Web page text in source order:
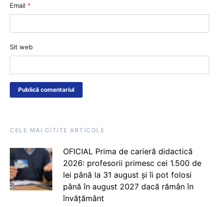
Email *
Sit web
CELE MAI CITITE ARTICOLE
OFICIAL Prima de carieră didactică
2026: profesorii primesc cei 1.500 de
lei până la 31 august și îi pot folosi
până în august 2027 dacă rămân în
învățământ